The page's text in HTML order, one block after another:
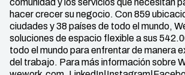
comunidad y los servicios que necesitan
hacer crecer su negocio. Con 859
ciudades y 38 países de todo el mundo,
soluciones de espacio flexible a sus
todo el mundo para enfrentar de manera
del trabajo. Para más información sobre